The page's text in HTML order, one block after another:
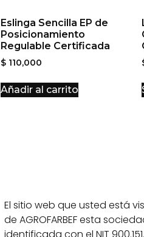
Eslinga Sencilla EP de
Posicionamiento
Regulable Certificada
$ 110,000
Añadir al carrito
El sitio web que usted está
de AGROFARBEF esta
identificada con el NIT